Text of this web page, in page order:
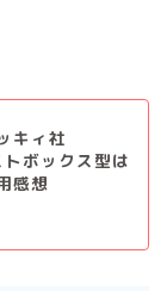
キィ社
トボックス型は
感想